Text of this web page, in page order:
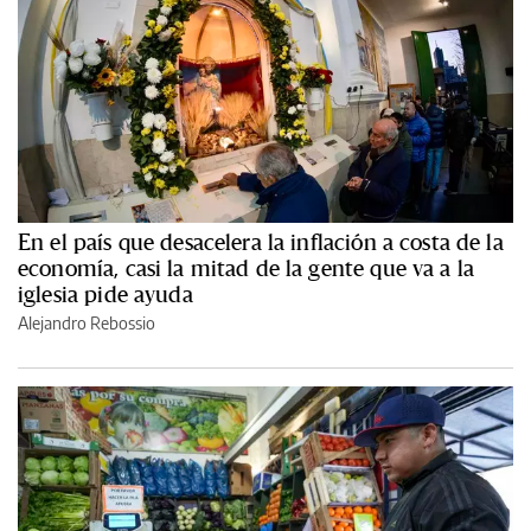
En el país que desacelera la inflación a costa de la
economía, casi la mitad de la gente que va a la
iglesia pide ayuda
Alejandro Rebossio